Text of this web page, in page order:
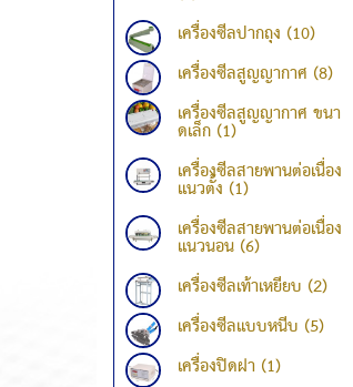
เครื่องซีลปากถุง (10)
เครื่องซีลสูญญากาศ (8)
เครื่องซีลสูญญากาศ ขนา
ดเล็ก (1)
เครื่องซีลสายพานต่อเนื่อง
แนวตั้ง (1)
เครื่องซีลสายพานต่อเนื่อง
แนวนอน (6)
เครื่องซีลเท้าเหยียบ (2)
เครื่องซีลแบบหนีบ (5)
เครื่องปิดฝา (1)